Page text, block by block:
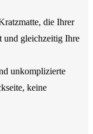
die Ihrer
und gleichzeitig Ihre
unkomplizierte
keine